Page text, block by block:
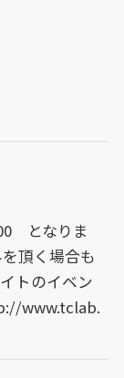
となりま
頂く場合も
トのイベン
www.tclab.